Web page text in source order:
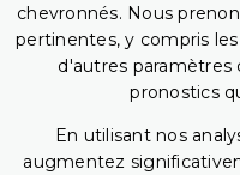
chevronnés. Nous
pertinentes, y compris
d'autres paramètres
pronostics
En utilisant nos
augmentez